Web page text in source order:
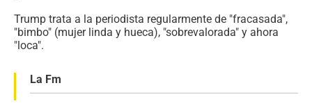
Trump trata a la periodista regularmente de "fracasada",
"bimbo" (mujer linda y hueca), "sobrevalorada" y ahora
"loca".
La Fm